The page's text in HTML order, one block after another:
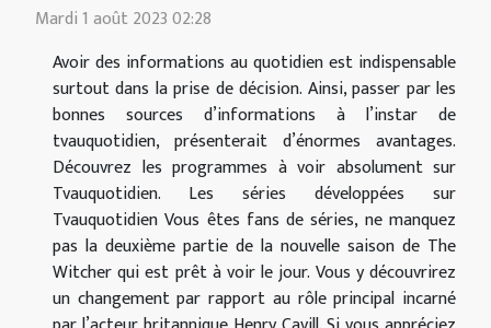
Mardi 1 août 2023 02:28
Avoir des informations au quotidien est indispensable
surtout dans la prise de décision. Ainsi, passer par les
bonnes sources d’informations à l’instar de
tvauquotidien, présenterait d’énormes avantages.
Découvrez les programmes à voir absolument sur
Tvauquotidien. Les séries développées sur
Tvauquotidien Vous êtes fans de séries, ne manquez
pas la deuxième partie de la nouvelle saison de The
Witcher qui est prêt à voir le jour. Vous y découvrirez
un changement par rapport au rôle principal incarné